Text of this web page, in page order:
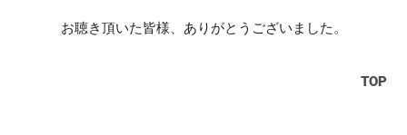
お聴き頂いた皆様、ありがとうございました。
TOP